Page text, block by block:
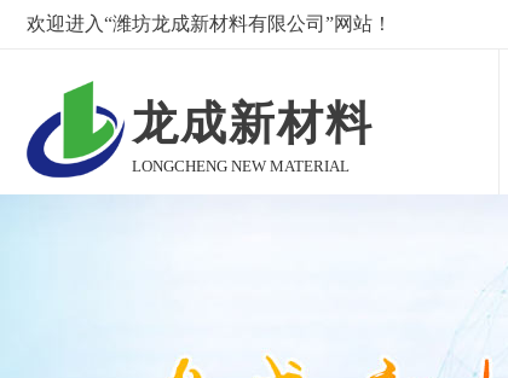
欢迎进入“潍坊龙成新材料有限公司”网站！
龙成新材料
LONGCHENG NEW MATERIAL